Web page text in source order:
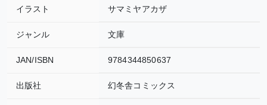
イラスト サマミヤアカザ
ジャンル 文庫
JAN/ISBN 9784344850637
出版社 幻冬舎コミックス